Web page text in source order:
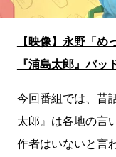
【映像】永野「
『浦島太郎』バッ
今回番組では、昔
太郎』は各地の言
作者はいないと言